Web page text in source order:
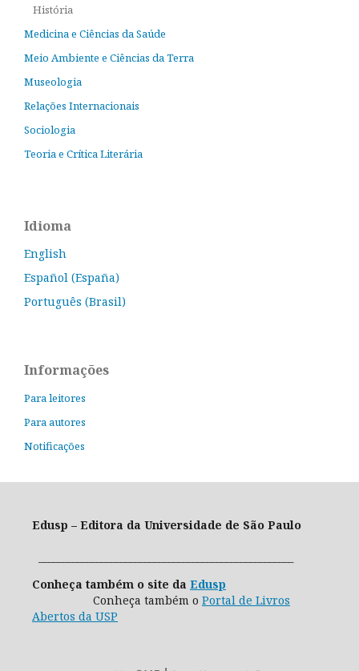
História
Medicina e Ciências da Saúde
Meio Ambiente e Ciências da Terra
Museologia
Relações Internacionais
Sociologia
Teoria e Crítica Literária
Idioma
English
Español (España)
Português (Brasil)
Informações
Para leitores
Para autores
Notificações
Edusp – Editora da Universidade de São Paulo
Conheça também o site da Edusp
Conheça também o Portal de Livros
Abertos da USP